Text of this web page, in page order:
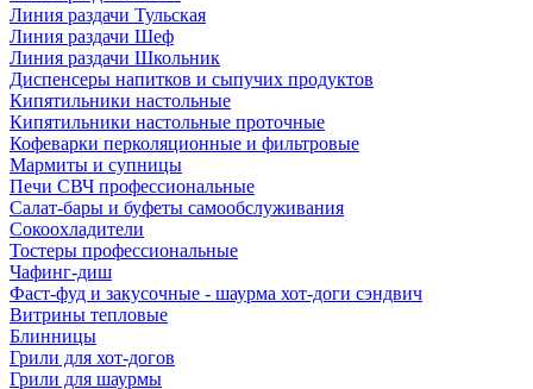
Линия раздачи Тульская
Линия раздачи Шеф
Линия раздачи Школьник
Диспенсеры напитков и сыпучих продуктов
Кипятильники настольные
Кипятильники настольные проточные
Кофеварки перколяционные и фильтровые
Мармиты и супницы
Печи СВЧ профессиональные
Салат-бары и буфеты самообслуживания
Сокоохладители
Тостеры профессиональные
Чафинг-диш
Фаст-фуд и закусочные - шаурма хот-доги сэндвич
Витрины тепловые
Блинницы
Грили для хот-догов
Грили для шаурмы